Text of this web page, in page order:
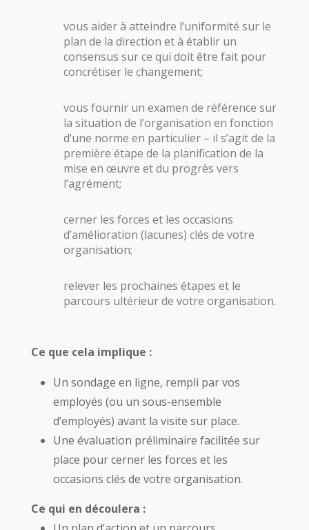
vous aider à atteindre l’uniformité sur le
plan de la direction et à établir un
consensus sur ce qui doit être fait pour
concrétiser le changement;
vous fournir un examen de référence sur
la situation de l’organisation en fonction
d’une norme en particulier – il s’agit de la
première étape de la planification de la
mise en œuvre et du progrès vers
l’agrément;
cerner les forces et les occasions
d’amélioration (lacunes) clés de votre
organisation;
relever les prochaines étapes et le
parcours ultérieur de votre organisation.
Ce que cela implique :
Un sondage en ligne, rempli par vos
employés (ou un sous-ensemble
d’employés) avant la visite sur place.
Une évaluation préliminaire facilitée sur
place pour cerner les forces et les
occasions clés de votre organisation.
Ce qui en découlera :